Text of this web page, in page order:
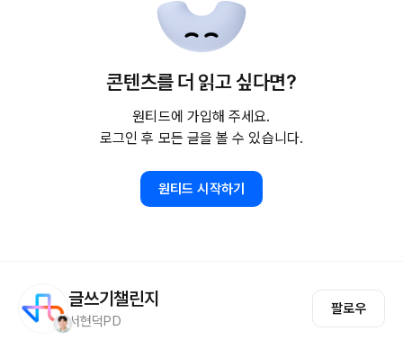
콘텐츠를 더 읽고 싶다면?
원티드에 가입해 주세요.
로그인 후 모든 글을 볼 수 있습니다.
원티드 시작하기
글쓰기챌린지
서현덕PD
팔로우